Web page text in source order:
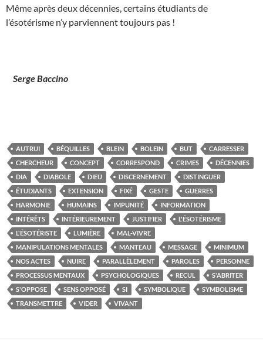
Même après deux décennies, certains étudiants de
l’ésotérisme n’y parviennent toujours pas !
Serge Baccino
AUTRUI BÉQUILLES BLEIN BOLEIN BUT
CARRESSER
CHERCHEUR
CONCEPT CORRESPOND CRIMES
DÉCENNIES
DIA
DIABOLE DIEU DISCERNEMENT
DISTINGUER
ÉTUDIANTS
EXTENSION FIXÉ GESTE
GUERRES
HARMONIE
HUMAINS IMPUNITÉ
INFORMATION
INTÉRÊTS
INTÉRIEUREMENT JUSTIFIER
L'ÉSOTÉRISME
L'ÉSOTÉRISTE
LUMIÈRE
MAL-VIVRE
MANIPULATIONS MENTALES
MANTEAU MESSAGE
MINIMUM
NOS ACTES
NUIRE PARALLÈLEMENT PAROLES
PERSONNE
PROCESSUS MENTAUX
PSYCHOLOGIQUES RECUL
S'ABRITER
S'OPPOSE
SENS OPPOSÉ SI SYMBOLIQUE
SYMBOLISME
TRANSMETTRE
VIDER VIVANT